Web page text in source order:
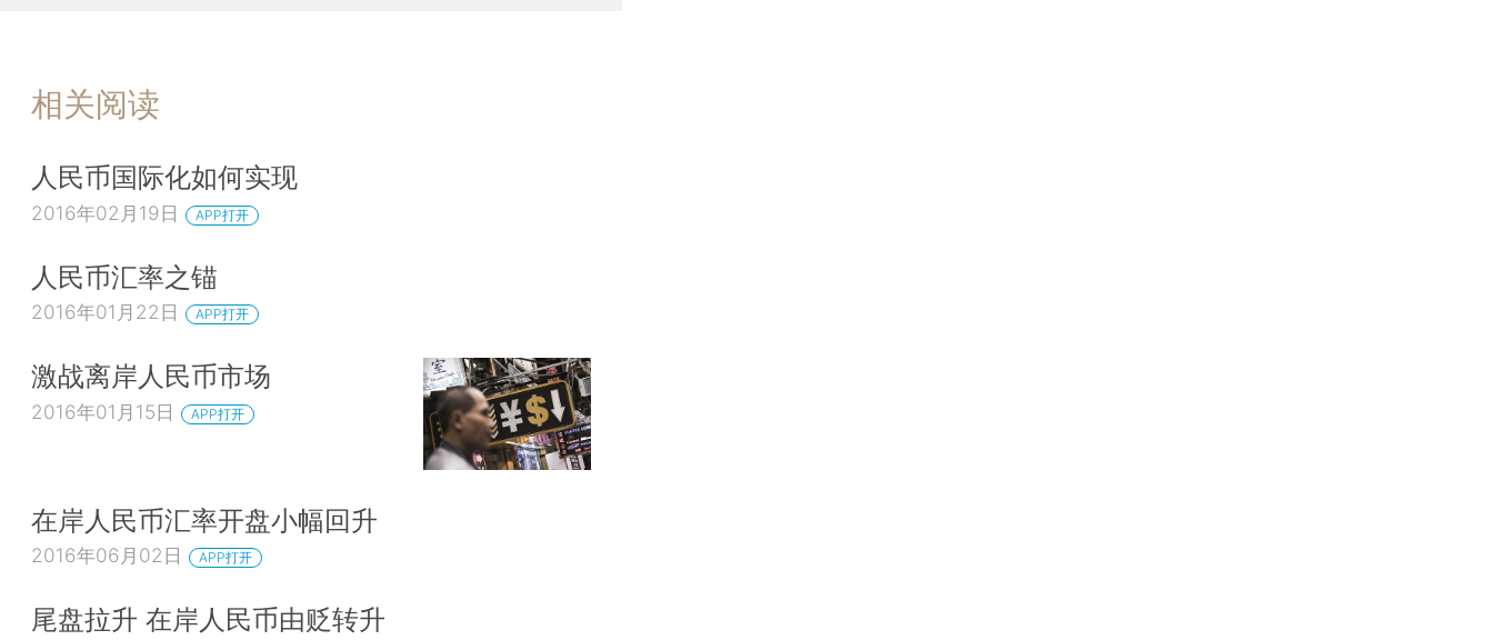
相关阅读
人民币国际化如何实现
2016年02月19日 APP打开
人民币汇率之锚
2016年01月22日 APP打开
激战离岸人民币市场
2016年01月15日 APP打开
在岸人民币汇率开盘小幅回升
2016年06月02日 APP打开
尾盘拉升 在岸人民币由贬转升